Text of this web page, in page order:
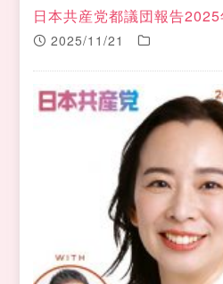
日本共産党都議団報告
2025/11/21